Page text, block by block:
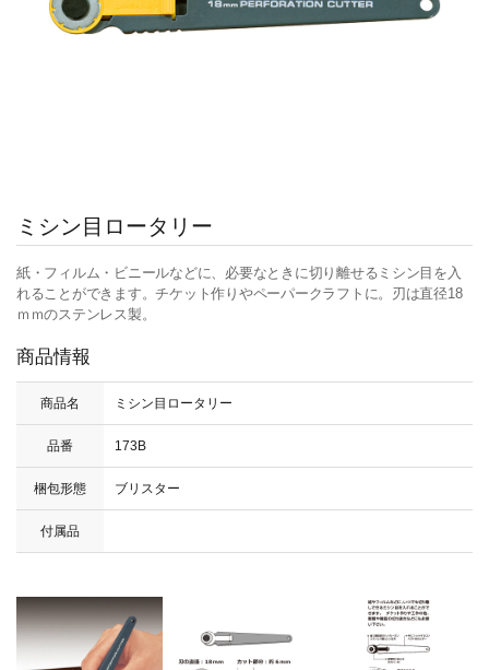
ミシン目ロータリー
紙・フィルム・ビニールなどに、必要なときに切り離せるミシン目を入
れることができます。チケット作りやペーパークラフトに。刃は直径18
ｍｍのステンレス製。
商品情報
商品名 ミシン目ロータリー
品番 173B
梱包形態 ブリスター
付属品